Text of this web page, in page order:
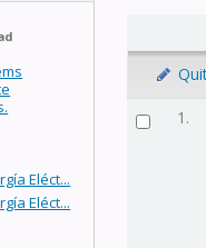
Eléct...
Eléct...
1.